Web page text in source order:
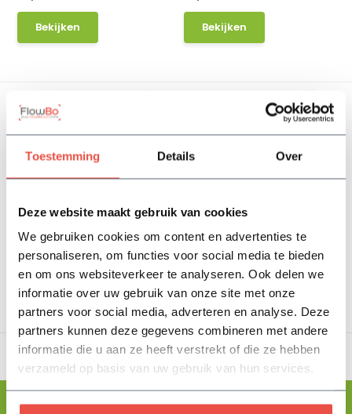
Toestemming Details Over
Deze website maakt gebruik van cookies
We gebruiken cookies om content en advertenties te
personaliseren, om functies voor social media te bieden
en om ons websiteverkeer te analyseren. Ook delen we
informatie over uw gebruik van onze site met onze
partners voor social media, adverteren en analyse. Deze
partners kunnen deze gegevens combineren met andere
informatie die u aan ze heeft verstrekt of die ze hebben
verzameld op basis van uw gebruik van hun services.
Bekijken Bekijken
VaBomix 2
64,55
Bekijken
VaBomix 1
Bekijken